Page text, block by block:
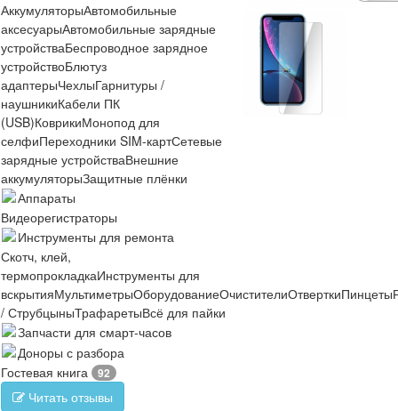
АккумуляторыАвтомобильные
аксесуарыАвтомобильные зарядные
устройстваБеспроводное зарядное
устройствоБлютуз
адаптерыЧехлыГарнитуры /
наушникиКабели ПК
(USB)КоврикиМонопод для
селфиПереходники SIM-картСетевые
зарядные устройстваВнешние
аккумуляторыЗащитные плёнки
Аппараты
Видеорегистраторы
Инструменты для ремонта
Скотч, клей,
термопрокладкаИнструменты для
вскрытияМультиметрыОборудованиеОчистителиОтверткиПинцеты
/ СтрубцыныТрафаретыВсё для пайки
Запчасти для смарт-часов
Доноры с разбора
Гостевая книга
92
Читать отзывы